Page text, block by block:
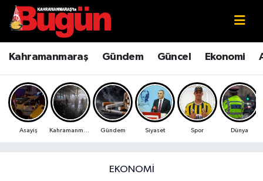
Kahramanmaraş Gündem Güncel Ekonomi
Asayiş Gündem Siyaset Spor Dünya
EKONOMI
Kahramanmaraş
Kahramanmaraş Sokak Röportajları
Bilim ve Teknoloji
Çevre
Kahramanmaraş Nöbetçi Eczaneler
Kahramanmaraş Hava Durumu
Kahramanmaraş Namaz Vakitleri
Kahramanmaraş Trafik Yoğunluk Haritası
Süper Lig Puan Durumu ve Fikstür